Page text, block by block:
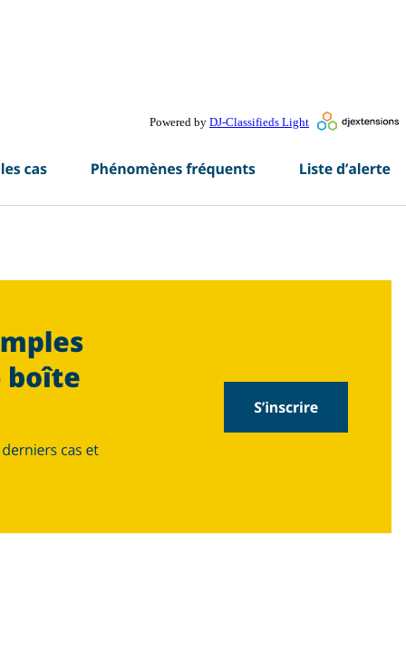
Powered by DJ-Classifieds Light